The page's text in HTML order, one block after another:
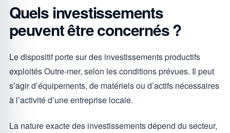
Quels investissements
peuvent être concernés ?
Le dispositif porte sur des investissements productifs
exploités Outre-mer, selon les conditions prévues. Il peut
s’agir d’équipements, de matériels ou d’actifs nécessaires
à l’activité d’une entreprise locale.
La nature exacte des investissements dépend du secteur,